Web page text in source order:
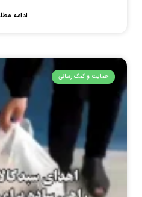
ادامه
حمایت و کمک رسانی